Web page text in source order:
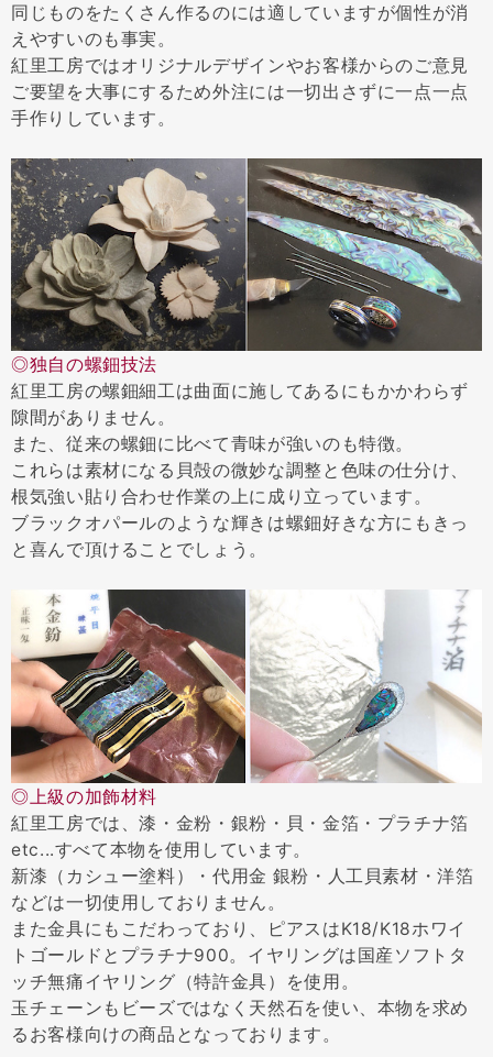
同じものをたくさん作るのには適していますが個性が消
えやすいのも事実。
紅里工房ではオリジナルデザインやお客様からのご意見
ご要望を大事にするため外注には一切出さずに一点一点
手作りしています。
◎独自の螺鈿技法
紅里工房の螺鈿細工は曲面に施してあるにもかかわらず
隙間がありません。
また、従来の螺鈿に比べて青味が強いのも特徴。
これらは素材になる貝殻の微妙な調整と色味の仕分け、
根気強い貼り合わせ作業の上に成り立っています。
ブラックオパールのような輝きは螺鈿好きな方にもきっ
と喜んで頂けることでしょう。
◎上級の加飾材料
紅里工房では、漆・金粉・銀粉・貝・金箔・プラチナ箔
etc...すべて本物を使用しています。
新漆（カシュー塗料）・代用金 銀粉・人工貝素材・洋箔
などは一切使用しておりません。
また金具にもこだわっており、ピアスはK18/K18ホワイ
トゴールドとプラチナ900。イヤリングは国産ソフトタ
ッチ無痛イヤリング（特許金具）を使用。
玉チェーンもビーズではなく天然石を使い、本物を求め
るお客様向けの商品となっております。